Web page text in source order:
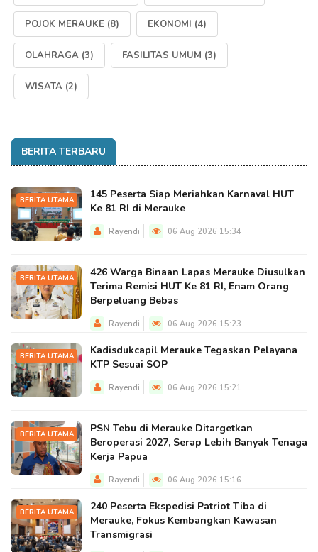
POJOK MERAUKE (8) EKONOMI (4)
OLAHRAGA (3) FASILITAS UMUM (3)
WISATA (2)
BERITA TERBARU
BERITA UTAMA
145 Peserta Siap Meriahkan Karnaval HUT
Ke 81 RI di Merauke
Rayendi 06 Aug 2026 15:34
BERITA UTAMA
426 Warga Binaan Lapas Merauke Diusulkan
Terima Remisi HUT Ke 81 RI, Enam Orang
Berpeluang Bebas
Rayendi 06 Aug 2026 15:23
BERITA UTAMA
Kadisdukcapil Merauke Tegaskan Pelayana
KTP Sesuai SOP
Rayendi 06 Aug 2026 15:21
BERITA UTAMA
PSN Tebu di Merauke Ditargetkan
Beroperasi 2027, Serap Lebih Banyak Tenaga
Kerja Papua
Rayendi 06 Aug 2026 15:16
BERITA UTAMA
240 Peserta Ekspedisi Patriot Tiba di
Merauke, Fokus Kembangkan Kawasan
Transmigrasi